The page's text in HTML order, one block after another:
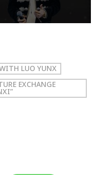
LUO YUNX
EXCHANGE